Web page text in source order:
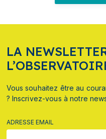
LA
Vous souhaitez être au
? Inscrivez-vous à notre
ADRESSE EMAIL